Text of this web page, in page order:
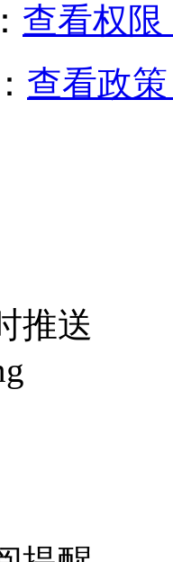
查看权限
查看政
推送